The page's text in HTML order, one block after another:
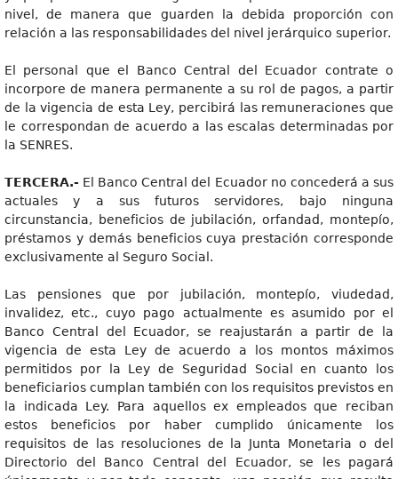
nivel, de manera que guarden la debida proporción con
relación a las responsabilidades del nivel jerárquico superior.
El personal que el Banco Central del Ecuador contrate o
incorpore de manera permanente a su rol de pagos, a partir
de la vigencia de esta Ley, percibirá las remuneraciones que
le correspondan de acuerdo a las escalas determinadas por
la SENRES.
TERCERA.- El Banco Central del Ecuador no concederá a sus
actuales y a sus futuros servidores, bajo ninguna
circunstancia, beneficios de jubilación, orfandad, montepío,
préstamos y demás beneficios cuya prestación corresponde
exclusivamente al Seguro Social.
Las pensiones que por jubilación, montepío, viudedad,
invalidez, etc., cuyo pago actualmente es asumido por el
Banco Central del Ecuador, se reajustarán a partir de la
vigencia de esta Ley de acuerdo a los montos máximos
permitidos por la Ley de Seguridad Social en cuanto los
beneficiarios cumplan también con los requisitos previstos en
la indicada Ley. Para aquellos ex empleados que reciban
estos beneficios por haber cumplido únicamente los
requisitos de las resoluciones de la Junta Monetaria o del
Directorio del Banco Central del Ecuador, se les pagará